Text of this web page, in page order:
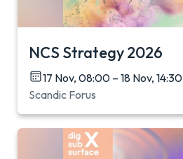
NCS Strategy 2026
17 Nov, 08:00 – 18 Nov, 14:30
Scandic Forus